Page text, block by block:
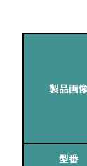
製品画
型番